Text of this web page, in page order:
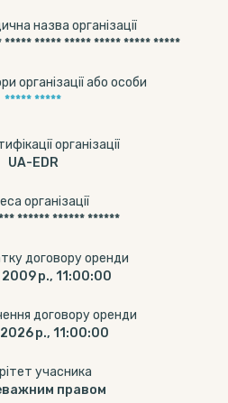
назва організації
***** ***** ***** ***** *****
організації або особи
***** *****
організації
UA-EDR
організації
****** ****** ******
договору оренди
2009 р., 11:00:00
договору оренди
р., 11:00:00
учасника
правом